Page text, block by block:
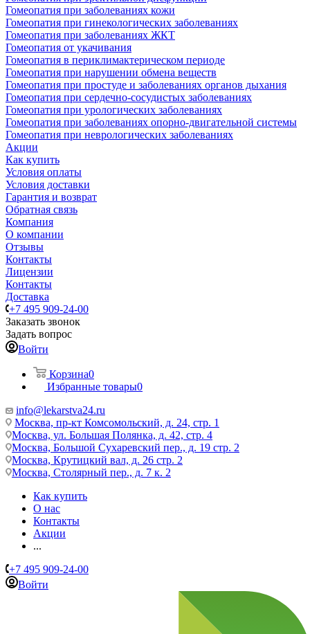
Гомеопатия при заболеваниях кожи
Гомеопатия при гинекологических заболеваниях
Гомеопатия при заболеваниях ЖКТ
Гомеопатия от укачивания
Гомеопатия в периклимактерическом периоде
Гомеопатия при нарушении обмена веществ
Гомеопатия при простуде и заболеваниях органов дыхания
Гомеопатия при сердечно-сосудистых заболеваниях
Гомеопатия при урологических заболеваниях
Гомеопатия при заболеваниях опорно-двигательной системы
Гомеопатия при неврологических заболеваниях
Акции
Как купить
Условия оплаты
Условия доставки
Гарантия и возврат
Обратная связь
Компания
О компании
Отзывы
Контакты
Лицензии
Контакты
Доставка
+7 495 909-24-00
Заказать звонок
Задать вопрос
Войти
Корзина0
Избранные товары0
info@lekarstva24.ru
Москва, пр-кт Комсомольский, д. 24, стр. 1
Москва, ул. Большая Полянка, д. 42, стр. 4
Москва, Большой Сухаревский пер., д. 19 стр. 2
Москва, Крутицкий вал, д. 26 стр. 2
Москва, Столярный пер., д. 7 к. 2
Как купить
О нас
Контакты
Акции
...
+7 495 909-24-00
Войти